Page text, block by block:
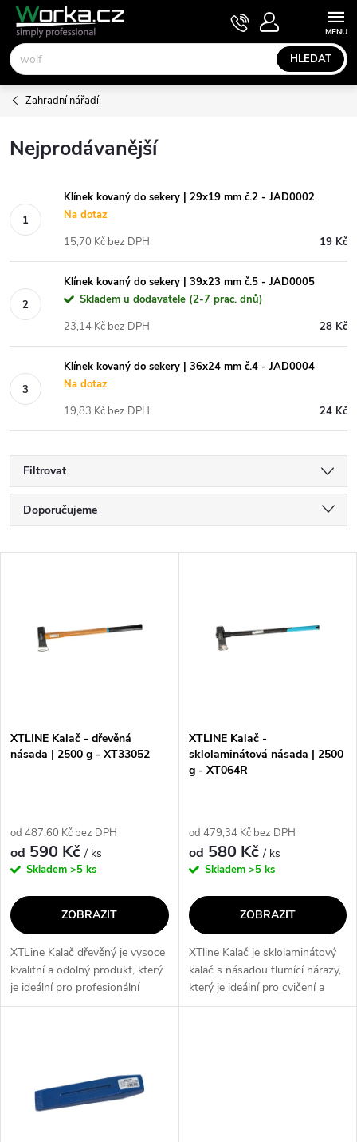
Přejít
obsah
HLEDAT
NÁKUPNÍ
KOŠÍK
Zahradní nářadí
Nejprodávanější
Klínek kovaný do sekery | 29x19 mm č.2 - JAD0002
Na dotaz
19 Kč
15,70 Kč bez DPH
Klínek kovaný do sekery | 39x23 mm č.5 - JAD0005
Skladem u dodavatele (2-7 prac. dnů)
28 Kč
23,14 Kč bez DPH
Klínek kovaný do sekery | 36x24 mm č.4 - JAD0004
Na dotaz
24 Kč
19,83 Kč bez DPH
Filtrovat
Ř
a
p
o
d
u
k
t
Doporučujeme
Abecedně
s
p
o
d
u
k
t
XTLINE Kalač - dřevěná
násada | 2500 g - XT33052
od 487,60 Kč bez DPH
od 590 Kč/ ks
Skladem >5 ks
ZOBRAZIT
XTLine Kalač dřevěný je vysoce
kvalitní a odolný produkt, který
je ideální pro profesionální
použití. S váhou od 2500 g do
XTLINE Kalač -
sklolaminátová násada | 2500
g - XT064R
od 479,34 Kč bez DPH
od 580 Kč/ ks
Skladem >5 ks
ZOBRAZIT
XTline Kalač je sklolaminátový
kalač s násadou tlumící nárazy,
který je ideální pro cvičení a
posilování. Díky svému designu